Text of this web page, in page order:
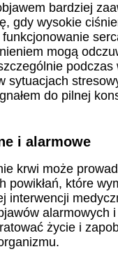
bardziej
gdy wysokie
mogą
podczas
sytuacjach
do pilnej
i alarmowe
krwi może
powikłań, które
interwencji
alarmowych
życie i